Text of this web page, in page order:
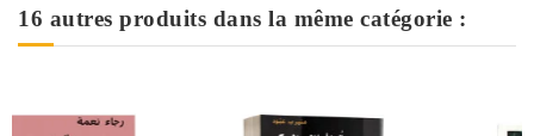
16 autres produits dans la même catégorie :